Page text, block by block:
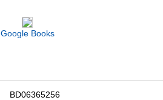
Google Books
BD06365256